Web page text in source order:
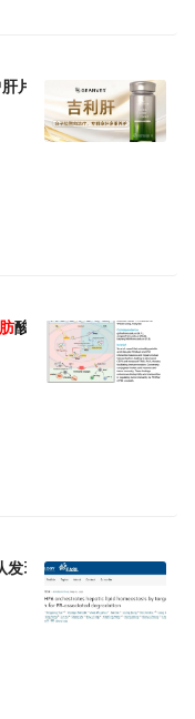
片十大排名调研实录，
酸如何帮肠癌逃避免疫追
发现肝脏脂肪“刹车”蛋白